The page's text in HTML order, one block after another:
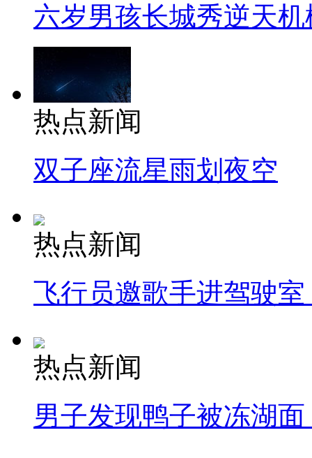
六岁男孩长城秀逆天机
热点新闻
双子座流星雨划夜空
热点新闻
飞行员邀歌手进驾驶
热点新闻
男子发现鸭子被冻湖